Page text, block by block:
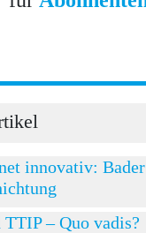
innovativ: Bader
– Quo vadis?